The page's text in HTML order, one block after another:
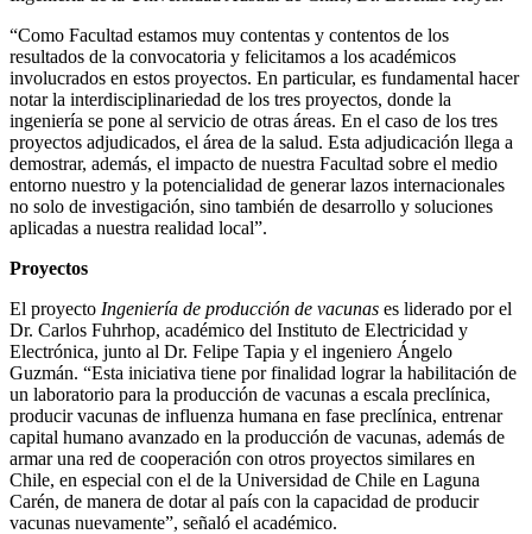
“Como Facultad estamos muy contentas y contentos de los
resultados de la convocatoria y felicitamos a los académicos
involucrados en estos proyectos. En particular, es fundamental hacer
notar la interdisciplinariedad de los tres proyectos, donde la
ingeniería se pone al servicio de otras áreas. En el caso de los tres
proyectos adjudicados, el área de la salud. Esta adjudicación llega a
demostrar, además, el impacto de nuestra Facultad sobre el medio
entorno nuestro y la potencialidad de generar lazos internacionales
no solo de investigación, sino también de desarrollo y soluciones
aplicadas a nuestra realidad local”.
Proyectos
El proyecto Ingeniería de producción de vacunas es liderado por el
Dr. Carlos Fuhrhop, académico del Instituto de Electricidad y
Electrónica, junto al Dr. Felipe Tapia y el ingeniero Ángelo
Guzmán. “Esta iniciativa tiene por finalidad lograr la habilitación de
un laboratorio para la producción de vacunas a escala preclínica,
producir vacunas de influenza humana en fase preclínica, entrenar
capital humano avanzado en la producción de vacunas, además de
armar una red de cooperación con otros proyectos similares en
Chile, en especial con el de la Universidad de Chile en Laguna
Carén, de manera de dotar al país con la capacidad de producir
vacunas nuevamente”, señaló el académico.